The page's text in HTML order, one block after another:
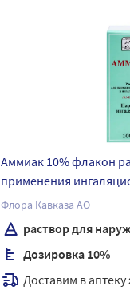
Аммиак 10% флакон
применения
Флора Кавказа АО
раствор для
Дозировка 10%
Доставим в аптеку